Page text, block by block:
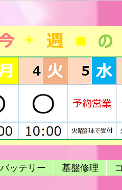
バッテリー 基盤修理